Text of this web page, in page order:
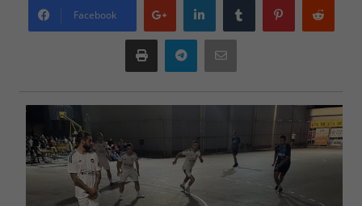
Facebook
Google
plus
LinkedIn Tumblr Pinterest
Print Telegram